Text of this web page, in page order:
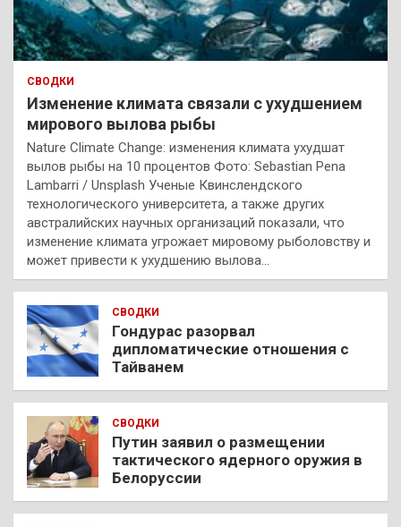
СВОДКИ
Изменение климата связали с ухудшением
мирового вылова рыбы
Nature Climate Change: изменения климата ухудшат
вылов рыбы на 10 процентов Фото: Sebastian Pena
Lambarri / Unsplash Ученые Квинслендского
технологического университета, а также других
австралийских научных организаций показали, что
изменение климата угрожает мировому рыболовству и
может привести к ухудшению вылова…
СВОДКИ
Гондурас разорвал
дипломатические отношения с
Тайванем
СВОДКИ
Путин заявил о размещении
тактического ядерного оружия в
Белоруссии